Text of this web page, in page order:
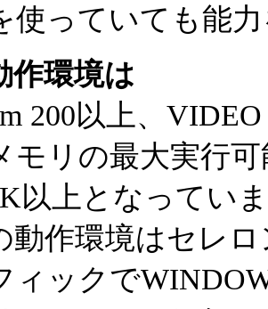
使っていても能
作環境は
200以上、
モリの最大実行
以上となってい
作環境はセレロ
ィックで